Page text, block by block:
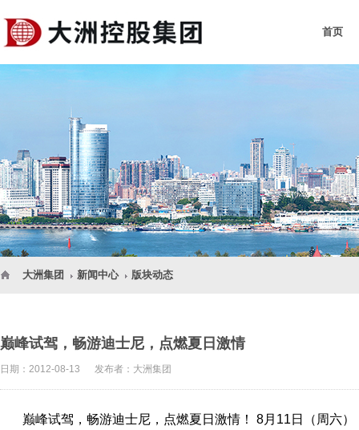
首页
大洲集团 新闻中心 版块动态
巅峰试驾，畅游迪士尼，点燃夏日激情
日期：2012-08-13 发布者：大洲集团
巅峰试驾，畅游迪士尼，点燃夏日激情！ 8月 11 日（周六